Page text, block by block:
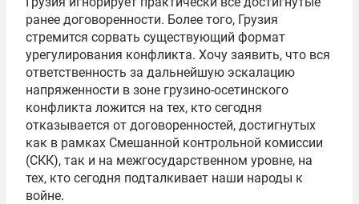
ранее договоренности. Более того, Грузия
стремится сорвать существующий формат
урегулирования конфликта. Хочу заявить, что вся
ответственность за дальнейшую эскалацию
напряженности в зоне грузино-осетинского
конфликта ложится на тех, кто сегодня
отказывается от договоренностей, достигнутых
как в рамках Смешанной контрольной комиссии
(СКК), так и на межгосударственном уровне, на
тех, кто сегодня подталкивает наши народы к
войне.